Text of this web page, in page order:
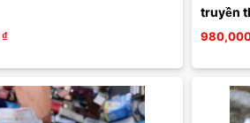
₫
truyền